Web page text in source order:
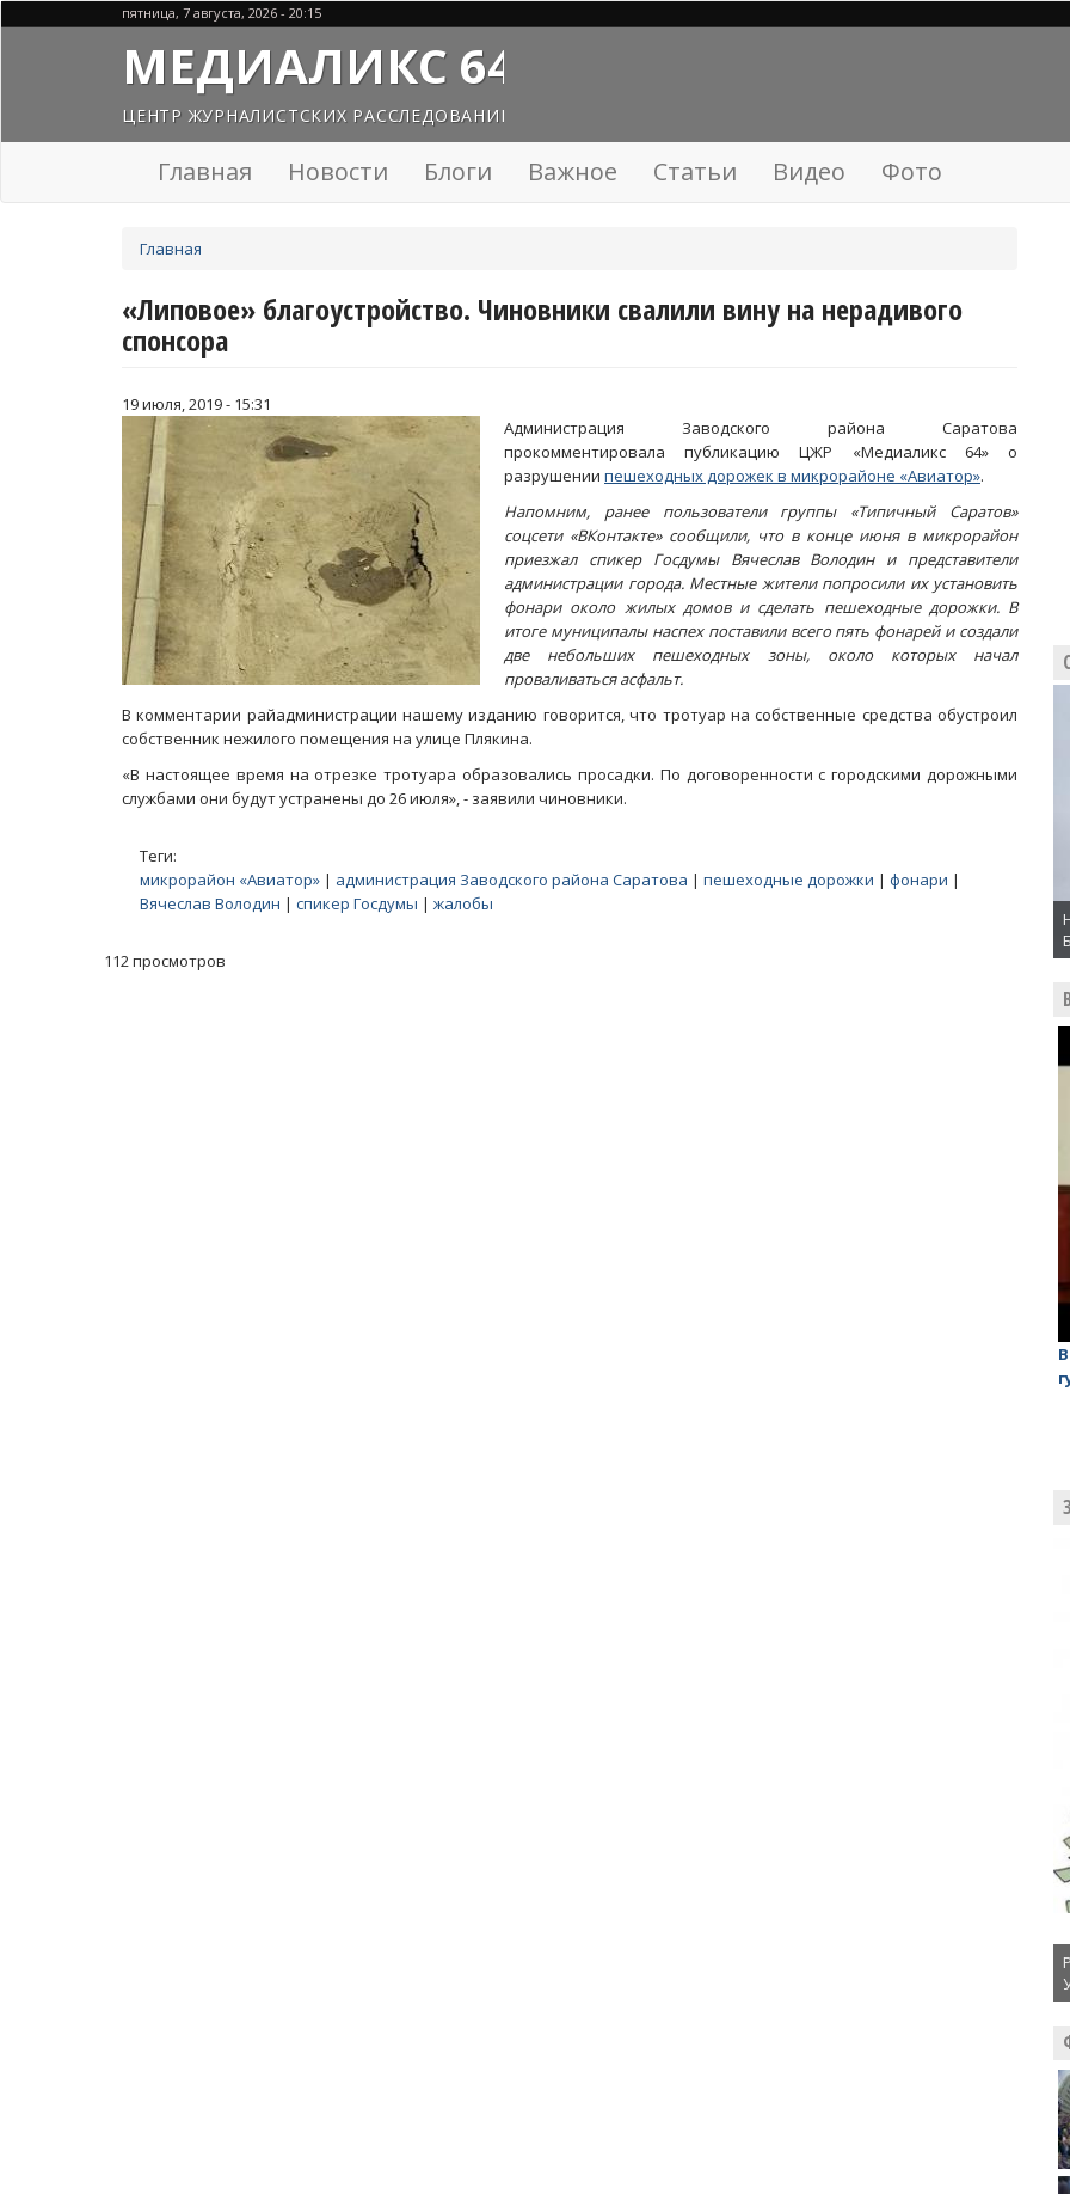
пятница, 7 августа, 2026 - 20:15
МЕДИАЛИКС 64
ЦЕНТР ЖУРНАЛИСТСКИХ РАССЛЕДОВАНИЙ
Главная Новости Блоги Важное Статьи Видео Фото
здесь
Главная
«Липовое» благоустройство. Чиновники свалили вину на нерадивого
спонсора
19 июля, 2019 - 15:31
Администрация Заводского района Саратова
прокомментировала публикацию ЦЖР «Медиаликс 64» о
разрушении пешеходных дорожек в микрорайоне «Авиатор».
Напомним, ранее пользователи группы «Типичный Саратов»
соцсети «ВКонтакте» сообщили, что в конце июня в микрорайон
приезжал спикер Госдумы Вячеслав Володин и представители
администрации города. Местные жители попросили их установить
фонари около жилых домов и сделать пешеходные дорожки. В
итоге муниципалы наспех поставили всего пять фонарей и создали
две небольших пешеходных зоны, около которых начал
проваливаться асфальт.
В комментарии райадминистрации нашему изданию говорится, что тротуар на собственные средства обустроил
собственник нежилого помещения на улице Плякина.
«В настоящее время на отрезке тротуара образовались просадки. По договоренности с городскими дорожными
службами они будут устранены до 26 июля», - заявили чиновники.
Теги:
микрорайон «Авиатор» | администрация Заводского района Саратова | пешеходные дорожки | фонари |
Вячеслав Володин | спикер Госдумы | жалобы
112 просмотров